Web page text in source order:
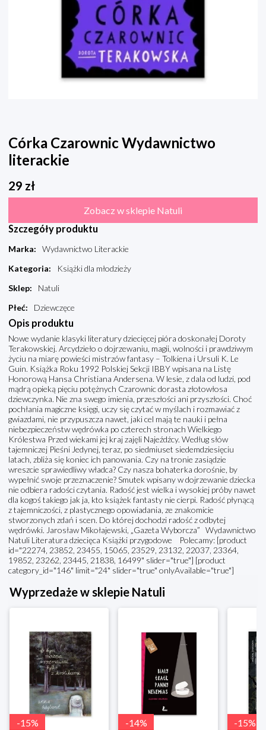
Córka Czarownic Wydawnictwo
literackie
29 zł
Zobacz w sklepie Natuli
Szczegóły produktu
Marka:
Wydawnictwo Literackie
Kategoria:
Książki dla młodzieży
Sklep:
Natuli
Płeć: Dziewczęce
Opis produktu
Nowe wydanie klasyki literatury dziecięcej pióra doskonałej Doroty
Terakowskiej. Arcydzieło o dojrzewaniu, magii, wolności i prawdziwym
życiu na miarę powieści mistrzów fantasy – Tolkiena i Ursuli K. Le
Guin. Książka Roku 1992 Polskiej Sekcji IBBY wpisana na Listę
Honorową Hansa Christiana Andersena. W lesie, z dala od ludzi, pod
mądrą opieką pięciu potężnych Czarownic dorasta złotowłosa
dziewczynka. Nie zna swego imienia, przeszłości ani przyszłości. Choć
pochłania magiczne księgi, uczy się czytać w myślach i rozmawiać z
gwiazdami, nie przypuszcza nawet, jaki cel mają te nauki i pełna
niebezpieczeństw wędrówka po czterech stronach Wielkiego
Królestwa Przed wiekami jej kraj zajęli Najeźdźcy. Według słów
tajemniczej Pieśni Jedynej, teraz, po siedmiuset siedemdziesięciu
latach, zbliża się koniec ich panowania. Czy na tronie zasiądzie
wreszcie sprawiedliwy władca? Czy nasza bohaterka dorośnie, by
wypełnić swoje przeznaczenie? Smutek wpisany w dojrzewanie dziecka
nie odbiera radości czytania. Radość jest wielka i wysokiej próby nawet
dla kogoś takiego jak ja, kto książek fantasty nie cierpi. Radość płynącą
z tajemniczości, z plastycznego opowiadania, ze znakomicie
stworzonych zdań i scen. Do której dochodzi radość z odbytej
wędrówki. Jarosław Mikołajewski, „Gazeta Wyborcza” Wydawnictwo
Natuli Literatura dziecięca Książki przygodowe Polecamy: [product
id="22274, 23852, 23455, 15065, 23529, 23132, 22037, 23364,
19852, 23262, 23445, 21838, 16499" slider="true"] [product
category_id="146" limit="24" slider="true" onlyAvailable="true"]
Wyprzedaże w sklepie Natuli
-15% -14% -15%